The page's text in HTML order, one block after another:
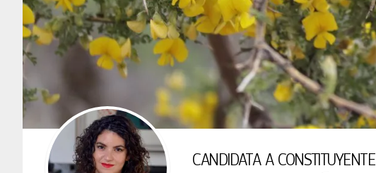
CANDIDATAA CONSTITUYENTE